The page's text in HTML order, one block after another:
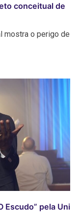
conceitual de
mostra o perigo de
Escudo” pela Uni